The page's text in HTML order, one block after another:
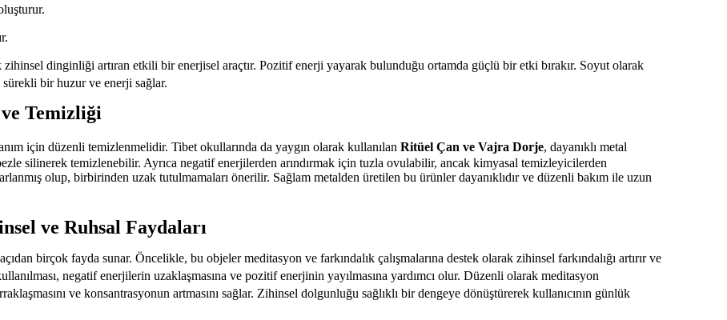
dinginliği artıran etkili bir enerjisel araçtır. Pozitif enerji yayarak bulunduğu ortamda güçlü bir etki bırakır. Soyut olarak
bir huzur ve enerji sağlar.
Temizliği
için düzenli temizlenmelidir. Tibet okullarında da yaygın olarak kullanılan Ritüel Çan ve Vajra Dorje, dayanıklı metal
silinerek temizlenebilir. Ayrıca negatif enerjilerden arındırmak için tuzla ovulabilir, ancak kimyasal temizleyicilerden
olup, birbirinden uzak tutulmamaları önerilir. Sağlam metalden üretilen bu ürünler dayanıklıdır ve düzenli bakım ile uzun
ve Ruhsal Faydaları
birçok fayda sunar. Öncelikle, bu objeler meditasyon ve farkındalık çalışmalarına destek olarak zihinsel farkındalığı artırır ve
negatif enerjilerin uzaklaşmasına ve pozitif enerjinin yayılmasına yardımcı olur. Düzenli olarak meditasyon
ve konsantrasyonun artmasını sağlar. Zihinsel dolgunluğu sağlıklı bir dengeye dönüştürerek kullanıcının günlük